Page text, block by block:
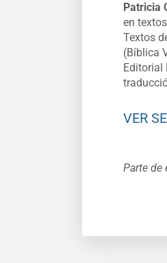
Patricia
en
Textos
(Bíblica
Editorial
VER
Parte de